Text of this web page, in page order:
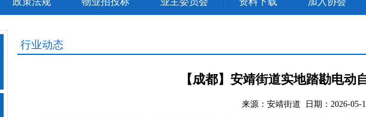
行业动态
【成都】安靖街道实地踏勘电动
来源：安靖街道 日期：2026-05-